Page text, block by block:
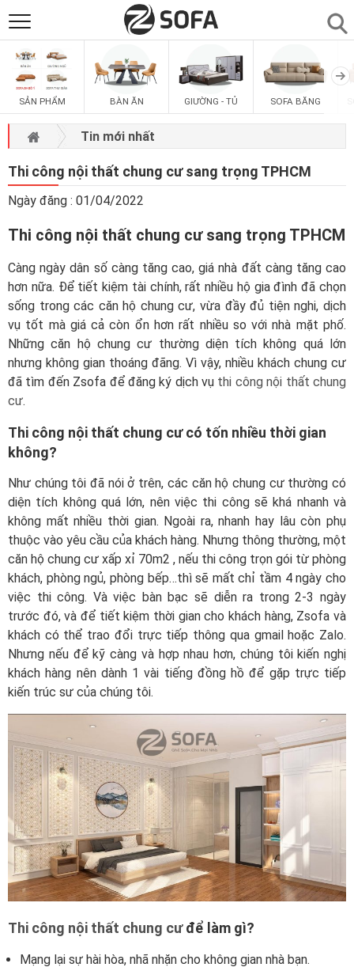
SẢN PHẨM
SOFAS
PHÒNG NGỦ
LIÊN HỆ
SẢN PHẨM BÀN ĂN GIƯỜNG - TỦ SOFA BĂNG
Tin mới nhất
Thi công nội thất chung cư sang trọng TPHCM
Ngày đăng : 01/04/2022
Thi công nội thất chung cư sang trọng TPHCM
Càng ngày dân số càng tăng cao, giá nhà đất càng tăng cao
hơn nữa. Để tiết kiệm tài chính, rất nhiều hộ gia đình đã chọn
sống trong các căn hộ chung cư, vừa đầy đủ tiện nghi, dịch
vụ tốt mà giá cả còn ổn hơn rất nhiều so với nhà mặt phố.
Những căn hộ chung cư thường diện tích không quá lớn
nhưng không gian thoáng đãng. Vì vậy, nhiều khách chung cư
đã tìm đến Zsofa để đăng ký dịch vụ thi công nội thất chung
cư.
Thi công nội thất chung cư có tốn nhiều thời gian
không?
Như chúng tôi đã nói ở trên, các căn hộ chung cư thường có
diện tích không quá lớn, nên việc thi công sẽ khá nhanh và
không mất nhiều thời gian. Ngoài ra, nhanh hay lâu còn phụ
thuộc vào yêu cầu của khách hàng. Nhưng thông thường, một
căn hộ chung cư xấp xỉ 70m2 , nếu thi công trọn gói từ phòng
khách, phòng ngủ, phòng bếp…thì sẽ mất chỉ tầm 4 ngày cho
việc thi công. Và việc bàn bạc sẽ diễn ra trong 2-3 ngày
trước đó, và để tiết kiệm thời gian cho khách hàng, Zsofa và
khách có thể trao đổi trực tiếp thông qua gmail hoặc Zalo.
Nhưng nếu để kỹ càng và hợp nhau hơn, chúng tôi kiến nghị
khách hàng nên dành 1 vài tiếng đồng hồ để gặp trực tiếp
kiến trúc sư của chúng tôi.
Thi công nội thất chung cưđể làm gì?
Mạng lại sự hài hòa, nhã nhặn cho không gian nhà bạn.